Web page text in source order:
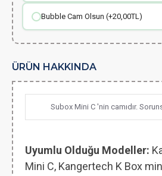
Bubble Cam Olsun (+20,00TL)
ÜRÜN HAKKINDA
Subox Mini C 'nin camıdır.
Uyumlu Olduğu Modeller:
Mini C, Kangertech K Box